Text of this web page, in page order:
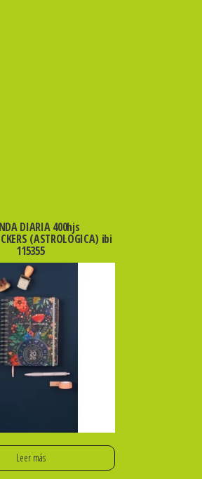
DIARIA 400hjs
(ASTROLOGICA) ibi
115355
Leer más